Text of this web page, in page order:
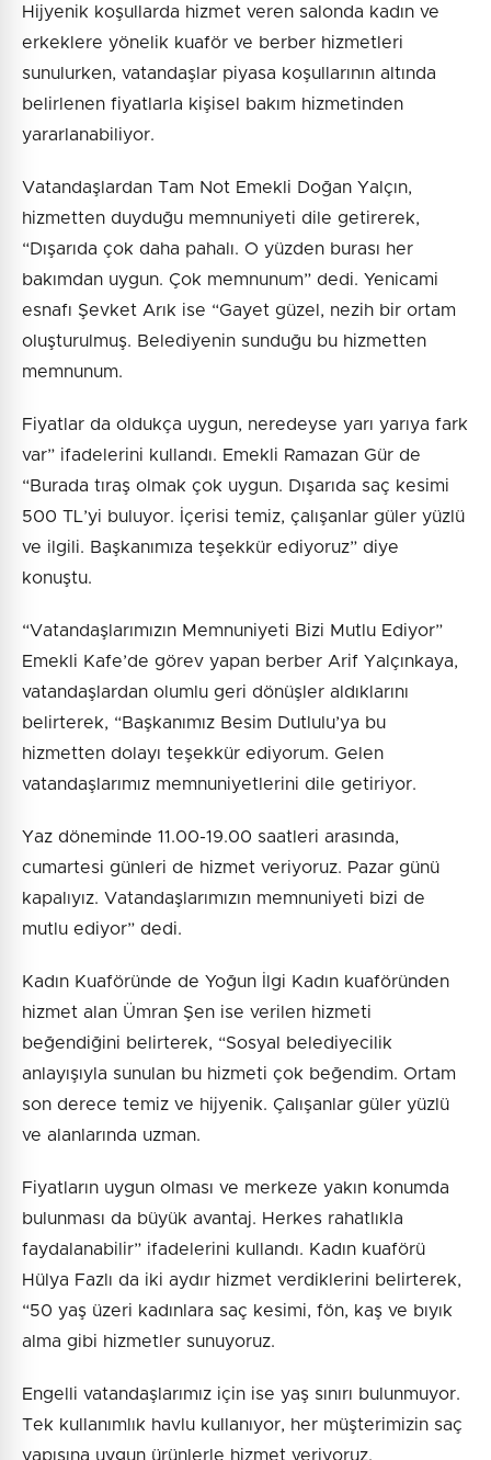
Hijyenik koşullarda hizmet veren salonda kadın ve
erkeklere yönelik kuaför ve berber hizmetleri
sunulurken, vatandaşlar piyasa koşullarının altında
belirlenen fiyatlarla kişisel bakım hizmetinden
yararlanabiliyor.
Vatandaşlardan Tam Not Emekli Doğan Yalçın,
hizmetten duyduğu memnuniyeti dile getirerek,
“Dışarıda çok daha pahalı. O yüzden burası her
bakımdan uygun. Çok memnunum” dedi. Yenicami
esnafı Şevket Arık ise “Gayet güzel, nezih bir ortam
oluşturulmuş. Belediyenin sunduğu bu hizmetten
memnunum.
Fiyatlar da oldukça uygun, neredeyse yarı yarıya fark
var” ifadelerini kullandı. Emekli Ramazan Gür de
“Burada tıraş olmak çok uygun. Dışarıda saç kesimi
500 TL’yi buluyor. İçerisi temiz, çalışanlar güler yüzlü
ve ilgili. Başkanımıza teşekkür ediyoruz” diye
konuştu.
“Vatandaşlarımızın Memnuniyeti Bizi Mutlu Ediyor”
Emekli Kafe’de görev yapan berber Arif Yalçınkaya,
vatandaşlardan olumlu geri dönüşler aldıklarını
belirterek, “Başkanımız Besim Dutlulu’ya bu
hizmetten dolayı teşekkür ediyorum. Gelen
vatandaşlarımız memnuniyetlerini dile getiriyor.
Yaz döneminde 11.00-19.00 saatleri arasında,
cumartesi günleri de hizmet veriyoruz. Pazar günü
kapalıyız. Vatandaşlarımızın memnuniyeti bizi de
mutlu ediyor” dedi.
Kadın Kuaföründe de Yoğun İlgi Kadın kuaföründen
hizmet alan Ümran Şen ise verilen hizmeti
beğendiğini belirterek, “Sosyal belediyecilik
anlayışıyla sunulan bu hizmeti çok beğendim. Ortam
son derece temiz ve hijyenik. Çalışanlar güler yüzlü
ve alanlarında uzman.
Fiyatların uygun olması ve merkeze yakın konumda
bulunması da büyük avantaj. Herkes rahatlıkla
faydalanabilir” ifadelerini kullandı. Kadın kuaförü
Hülya Fazlı da iki aydır hizmet verdiklerini belirterek,
“50 yaş üzeri kadınlara saç kesimi, fön, kaş ve bıyık
alma gibi hizmetler sunuyoruz.
Engelli vatandaşlarımız için ise yaş sınırı bulunmuyor.
Tek kullanımlık havlu kullanıyor, her müşterimizin saç
yapısına uygun ürünlerle hizmet veriyoruz.